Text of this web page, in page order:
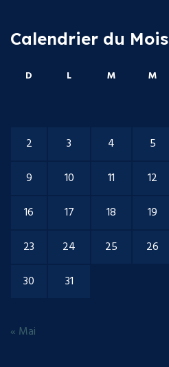
Calendrier du Mois
D L M M
2
3 4 5
9
10 11 12
16
17 18 19
23
24 25 26
30
31
« Mai